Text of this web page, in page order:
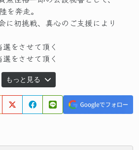
を奔走。
初挑戦、真心のご支援により
をさせて頂く
をさせて頂く
もっと見る